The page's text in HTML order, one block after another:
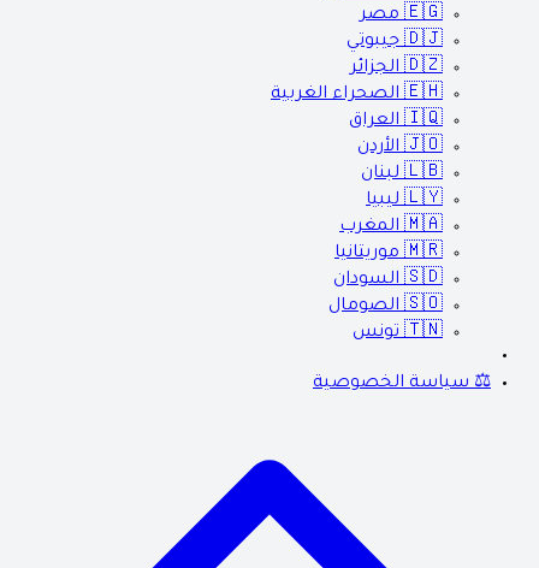
🇪🇬 مصر
🇩🇯 جيبوتي
🇩🇿 الجزائر
🇪🇭 الصحراء الغربية
🇮🇶 العراق
🇯🇴 الأردن
🇱🇧 لبنان
🇱🇾 ليبيا
🇲🇦 المغرب
🇲🇷 موريتانيا
🇸🇩 السودان
🇸🇴 الصومال
🇹🇳 تونس
⚖️ سياسة الخصوصية